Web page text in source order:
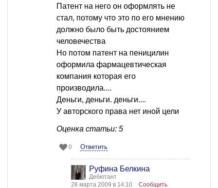
Патент на него он оформлять не
стал, потому что это по его мнению
должно было быть достоянием
человечества
Но потом патент на пеницилин
оформила фармацевтическая
компания которая его
производила....
Деньги, деньги. деньги....
У авторского права нет иной цели
Оценка статьи: 5
0 Ответить
Руфина Белкина
Дебютант
26 марта 2009 в 14:10
Сообщить